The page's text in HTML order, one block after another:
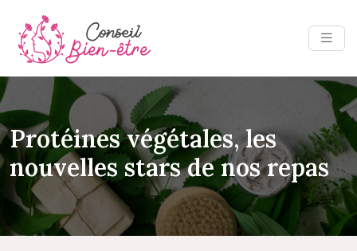
Protéines végétales, les
nouvelles stars de nos repas